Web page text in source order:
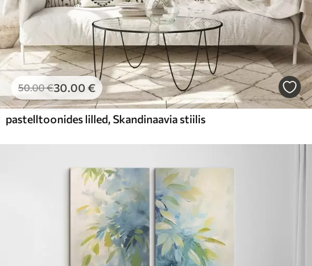
50.00€30.00 €
pastelltoonides lilled, Skandinaavia stiilis